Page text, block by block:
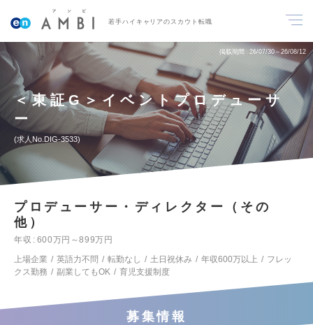
若手ハイキャリアのスカウト転職
掲載期間 26/07/30～26/08/12
＜東証G＞イベントプロデューサ
ー
求人No.DIG-3533
プロデューサー・ディレクター（その
他）
年収
600万円～899万円
上場企業
英語力不問 転勤なし 土日祝休み 年収600万以上
フレッ
クス勤務
副業してもOK 育児支援制度
募集情報